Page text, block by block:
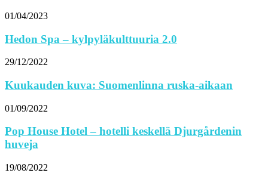
01/04/2023
Hedon Spa – kylpyläkulttuuria 2.0
29/12/2022
Kuukauden kuva: Suomenlinna ruska-aikaan
01/09/2022
Pop House Hotel – hotelli keskellä Djurgårdenin
huveja
19/08/2022